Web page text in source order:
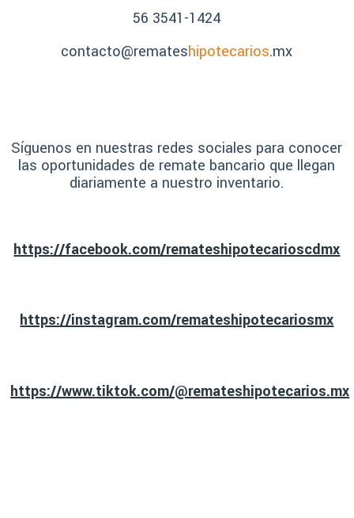
56 3541-1424
contacto@remateshipotecarios.mx
Síguenos en nuestras redes sociales para conocer
las oportunidades de remate bancario que llegan
diariamente a nuestro inventario.
https://facebook.com/remateshipotecarioscdmx
https://instagram.com/remateshipotecariosmx
https://www.tiktok.com/@remateshipotecarios.mx